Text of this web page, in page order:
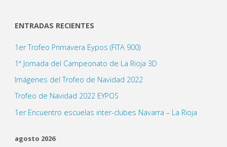
ENTRADAS RECIENTES
1er Trofeo Primavera Eypos (FITA 900)
1ª Jornada del Campeonato de La Rioja 3D
Imágenes del Trofeo de Navidad 2022
Trofeo de Navidad 2022 EYPOS
1er Encuentro escuelas inter-clubes Navarra – La Rioja
agosto 2026